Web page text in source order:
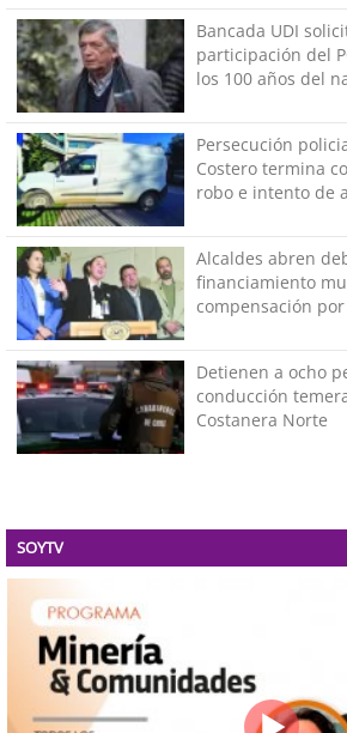
Bancada UDI
participación del
los 100 años del
Persecución
Costero termina
robo e intento de
Alcaldes abren
financiamiento
compensación
Detienen a ocho
conducción
Costanera Norte
SOYTV